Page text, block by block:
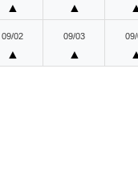
▲ ▲
09/02
▲
09/03
▲